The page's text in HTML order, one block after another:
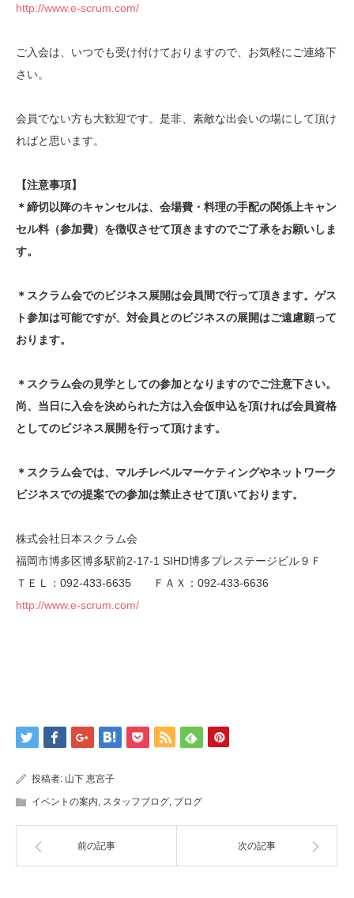
http://www.e-scrum.com/
ご入会は、いつでも受け付けておりますので、お気軽にご連絡下
さい。
会員でない方も大歓迎です。是非、素敵な出会いの場にして頂け
ればと思います。
【注意事項】
＊締切以降のキャンセルは、会場費・料理の手配の関係上キャン
セル料（参加費）を徴収させて頂きますのでご了承をお願いしま
す。
＊スクラム会でのビジネス展開は会員間で行って頂きます。ゲス
ト参加は可能ですが、対会員とのビジネスの展開はご遠慮願って
おります。
＊スクラム会の見学としての参加となりますのでご注意下さい。
尚、当日に入会を決められた方は入会仮申込を頂ければ会員資格
としてのビジネス展開を行って頂けます。
＊スクラム会では、マルチレベルマーケティングやネットワーク
ビジネスでの提案での参加は禁止させて頂いております。
株式会社日本スクラム会
福岡市博多区博多駅前2-17-1 SIHD博多プレステージビル９Ｆ
ＴＥＬ：092-433-6635 ＦＡＸ：092-433-6636
http://www.e-scrum.com/
投稿者: 山下 恵宮子
イベントの案内 スタッフブログ ブログ
前の記事 次の記事